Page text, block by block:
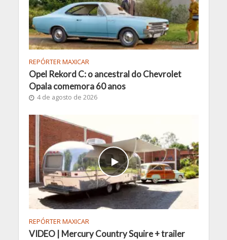
REPÓRTER MAXICAR
Opel Rekord C: o ancestral do Chevrolet
Opala comemora 60 anos
4 de agosto de 2026
REPÓRTER MAXICAR
VIDEO | Mercury Country Squire + trailer